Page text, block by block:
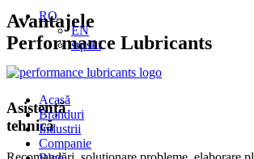
RO
EN
srpski
Acasă
Branduri
Industrii
Companie
Avantajele
Performance Lubricants
Asistență
tehnică